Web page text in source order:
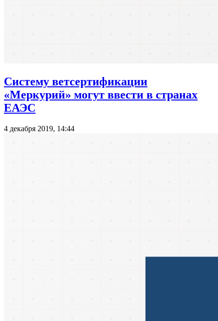
Систему ветсертификации
«Меркурий» могут ввести в странах
ЕАЭС
4 декабря 2019, 14:44